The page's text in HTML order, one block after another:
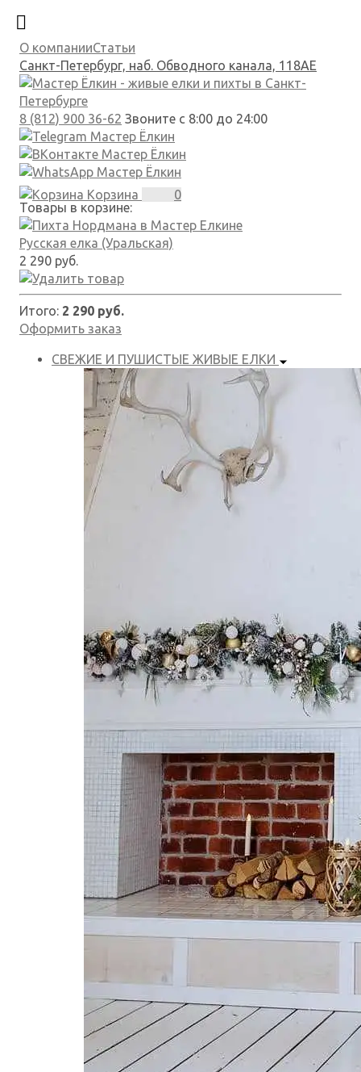
О компанииСтатьи
Санкт-Петербург, наб. Обводного канала, 118АЕ
8 (812) 900 36-62 Звоните с 8:00 до 24:00
Корзина
0
Товары в корзине:
Русская елка (Уральская)
2 290 руб.
Итого: 2 290 руб.
Оформить заказ
СВЕЖИЕ И ПУШИСТЫЕ ЖИВЫЕ ЕЛКИ